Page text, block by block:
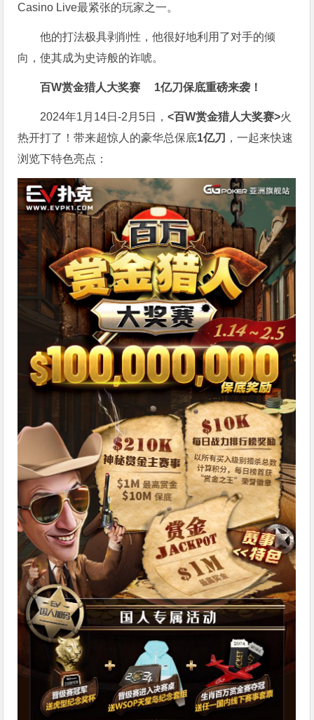
Casino Live最紧张的玩家之一。
他的打法极具剥削性，他很好地利用了对手的倾
向，使其成为史诗般的诈唬。
百W赏金猎人大奖赛 1亿刀保底重磅来袭！
2024年1月14日-2月5日，<百W赏金猎人大奖赛>火
热开打了！带来超惊人的豪华总保底1亿刀 ，一起来快速
浏览下特色亮点：